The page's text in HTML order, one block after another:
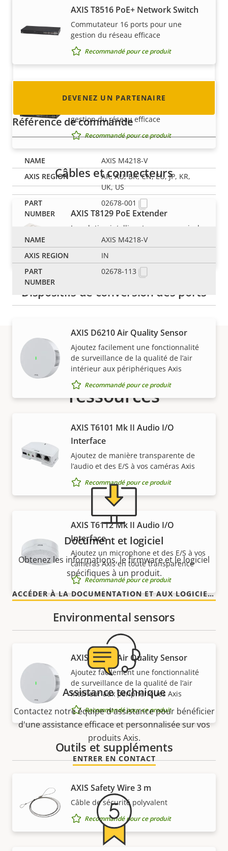
AXIS T8516 PoE+ Network Switch
Commutateur 16 ports pour une
gestion du réseau efficace
Recommandé pour ce produit
AXIS T8524 PoE+ Network Switch
gestion du réseau efficace
Recommandé pour ce produit
Câbles et connecteurs
AXIS T8129 PoE Extender
La solution intelligente pour couvrir des
distances
Recommandé pour ce produit
Dispositifs de conversion des ports
AXIS D6210 Air Quality Sensor
Ajoutez facilement une fonctionnalité
de surveillance de la qualité de l’air
intérieur aux périphériques Axis
Recommandé pour ce produit
AXIS T6101 Mk II Audio I/O
Interface
Ajoutez de manière transparente de
l’audio et des E/S à vos caméras Axis
Recommandé pour ce produit
AXIS T6112 Mk II Audio I/O
Interface
Ajoutez un microphone et des E/S à vos
caméras Axis en toute transparence
Recommandé pour ce produit
Environmental sensors
AXIS D6210 Air Quality Sensor
Ajoutez facilement une fonctionnalité
de surveillance de la qualité de l’air
intérieur aux périphériques Axis
Recommandé pour ce produit
Outils et suppléments
AXIS Safety Wire 3 m
Câble de sécurité polyvalent
Recommandé pour ce produit
Vous êtes un revendeur, un distributeur, un
intégrateur système ou un installateur ? Nous
avons des partenaires dans quasiment tous
les pays du monde. Découvrez comment en
DEVENEZ UN PARTENAIRE
Référence de commande
AXIS M4218-V
AR, AU, BR, CN, EU, JP, KR,
UK, US
02678-001
AXIS M4218-V
IN
02678-113
Assistance et
ressources
logiciel ou de l'aide d'un expert ?
Document et logiciel
Obtenez les informations, le firmware et le logiciel
spécifiques à un produit.
ACCÉDER À LA DOCUMENTATION ET AUX LOGICIELS
Assistance technique
Contactez notre équipe d'assistance pour bénéficier
d'une assistance efficace et personnalisée sur vos
produits Axis.
ENTRER EN CONTACT